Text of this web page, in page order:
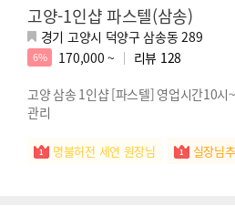
고양-1인샵 파스텔(삼송)
경기 고양시 덕양구 삼송동 289
6% 170,000 ~ 리뷰 128
고양 삼송 1인샵 [파스텔] 영업시간10시
관리
명불허전 세연 원장님 실장님